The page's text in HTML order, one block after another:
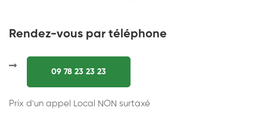
Rendez-vous par téléphone
09 78 23 23 23
Prix d'un appel Local NON surtaxé